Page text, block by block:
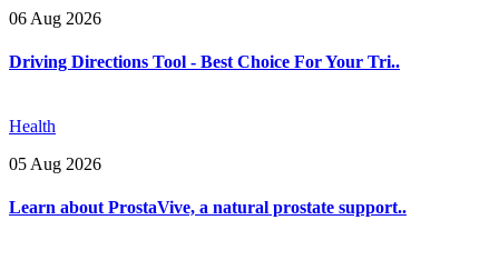
06 Aug 2026
Driving Directions Tool - Best Choice For Your Tri..
Health
05 Aug 2026
Learn about ProstaVive, a natural prostate support..